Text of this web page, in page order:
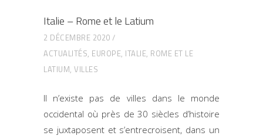
Italie – Rome et le Latium
2 DÉCEMBRE 2020
ACTUALITÉS, EUROPE, ITALIE, ROME ET LE
LATIUM, VILLES
Il n’existe pas de villes dans le monde
occidental où près de 30 siècles d’histoire
se juxtaposent et s’entrecroisent, dans un